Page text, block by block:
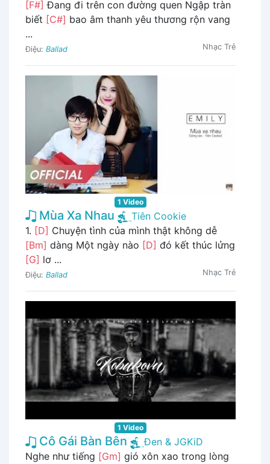
[F#] Đang đi trên con đường quen Ngập tràn
biết [C#] bao âm thanh yêu thương rộn vang
...
Điệu: Ballad Nhạc Trẻ
1 Video
Mùa Xa Nhau
Tiên Cookie
1. [D] Chuyện tình của mình thật không dễ
[Bm] dàng Một ngày nào [D] đó kết thúc lửng
[G] lơ ...
Điệu: Ballad Nhạc Trẻ
1 Video
Cô Gái Bàn Bên
Đen & JGKiD
Nghe như tiếng [Gm] gió xôn xao trong lòng